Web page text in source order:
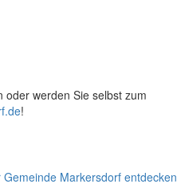
oder werden Sie selbst zum
!